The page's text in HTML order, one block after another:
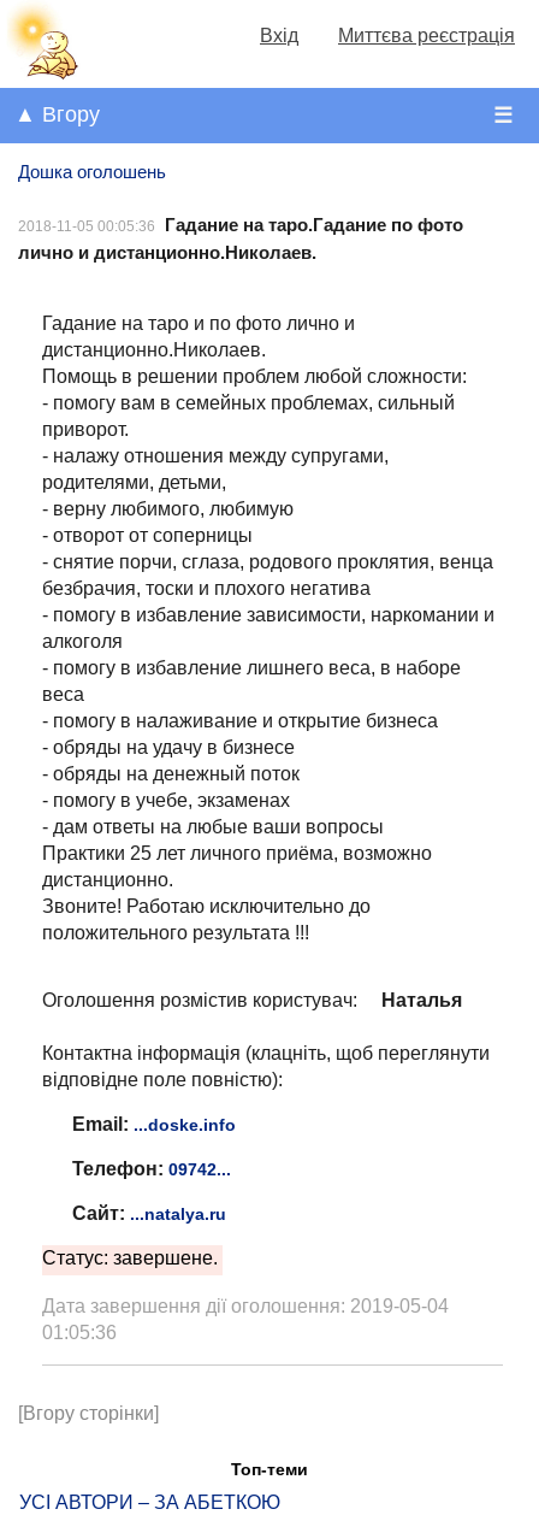
Вхід Миттєва реєстрація
☰
▲ Вгору
Дошка оголошень
2018-11-05 00:05:36
Гадание на таро.Гадание по фото
лично и дистанционно.Николаев.
Гадание на таро и по фото лично и
дистанционно.Николаев.
Помощь в решении проблем любой сложности:
- помогу вам в семейных проблемах, сильный
приворот.
- налажу отношения между супругами,
родителями, детьми,
- верну любимого, любимую
- отворот от соперницы
- снятие порчи, сглаза, родового проклятия, венца
безбрачия, тоски и плохого негатива
- помогу в избавление зависимости, наркомании и
алкоголя
- помогу в избавление лишнего веса, в наборе
веса
- помогу в налаживание и открытие бизнеса
- обряды на удачу в бизнесе
- обряды на денежный поток
- помогу в учебе, экзаменах
- дам ответы на любые ваши вопросы
Практики 25 лет личного приёма, возможно
дистанционно.
Звоните! Работаю исключительно до
положительного результата !!!
Оголошення розмістив користувач: Наталья
Контактна інформація (клацніть, щоб переглянути
відповідне поле повністю):
Email: ...doske.info
Телефон: 09742...
Сайт: ...natalya.ru
Статус: завершене.
Дата завершення дії оголошення: 2019-05-04
01:05:36
[Вгору сторінки]
Топ-теми
УСІ АВТОРИ – ЗА АБЕТКОЮ